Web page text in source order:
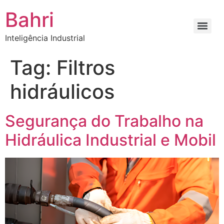
Bahri
Inteligência Industrial
Tag: Filtros
hidráulicos
Segurança do Trabalho na
Hidráulica Industrial e Mobil